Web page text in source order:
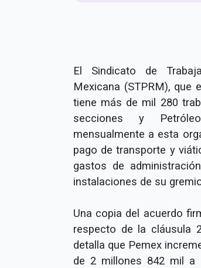
El Sindicato de
Mexicana (STPRM), que
tiene más de mil 280
secciones y
mensualmente a esta
pago de transporte y
gastos de
instalaciones de su
Una copia del acuerdo
respecto de la cláusula
detalla que Pemex
de 2 millones 842 mil